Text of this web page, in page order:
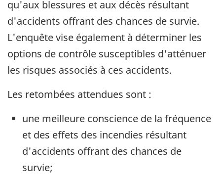
qu'aux blessures et aux décès résultant
d'accidents offrant des chances de survie.
L'enquête vise également à déterminer les
options de contrôle susceptibles d'atténuer
les risques associés à ces accidents.
Les retombées attendues sont :
une meilleure conscience de la fréquence
et des effets des incendies résultant
d'accidents offrant des chances de
survie;